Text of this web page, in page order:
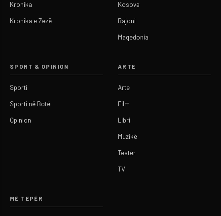
Kronika
Kronika e Zezë
Kosova
Rajoni
Maqedonia
SPORT & OPINION
Sporti
Sporti në Botë
Opinion
ARTE
Arte
Film
Libri
Muzikë
Teatër
TV
MË TEPËR